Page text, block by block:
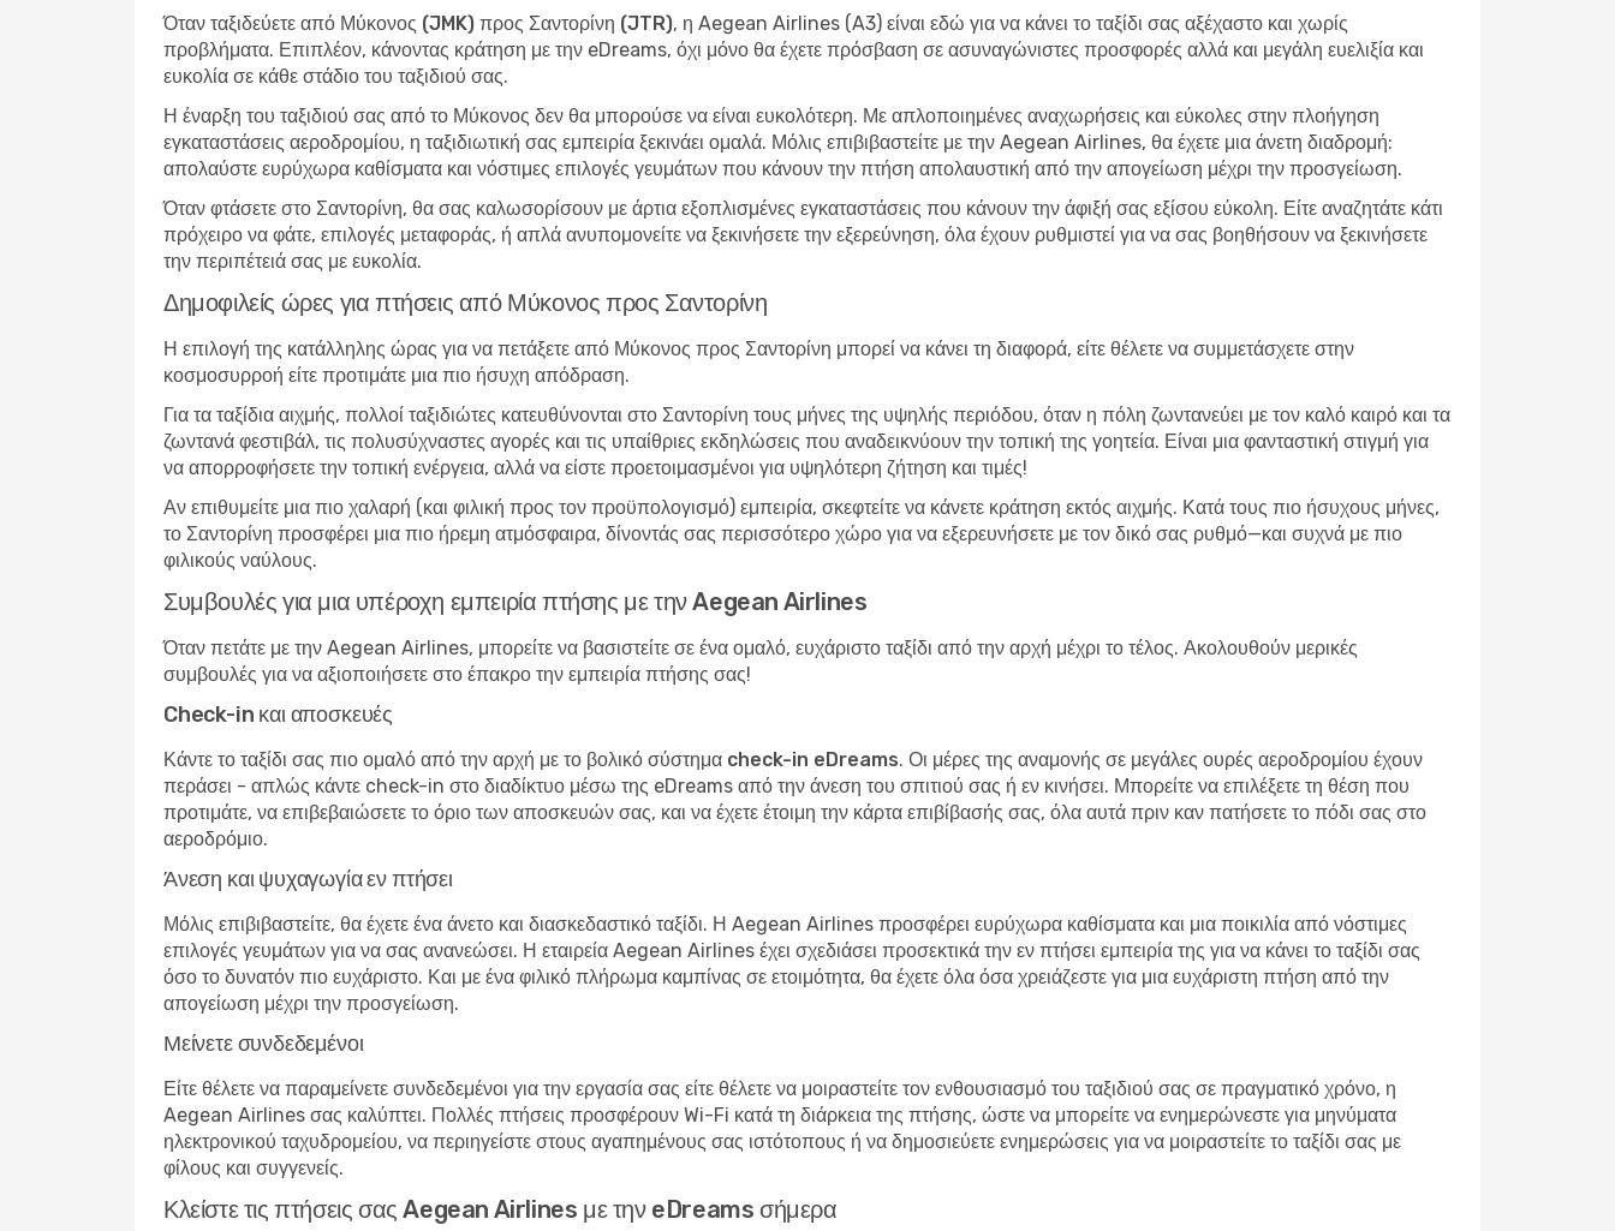
Όταν ταξιδεύετε από Μύκονος (JMK) προς Σαντορίνη (JTR), η Aegean Airlines (A3) είναι εδώ για να κάνει το ταξίδι σας αξέχαστο και χωρίς
προβλήματα. Επιπλέον, κάνοντας κράτηση με την eDreams, όχι μόνο θα έχετε πρόσβαση σε ασυναγώνιστες προσφορές αλλά και μεγάλη ευελιξία και
ευκολία σε κάθε στάδιο του ταξιδιού σας.
Η έναρξη του ταξιδιού σας από το Μύκονος δεν θα μπορούσε να είναι ευκολότερη. Με απλοποιημένες αναχωρήσεις και εύκολες στην πλοήγηση
εγκαταστάσεις αεροδρομίου, η ταξιδιωτική σας εμπειρία ξεκινάει ομαλά. Μόλις επιβιβαστείτε με την Aegean Airlines, θα έχετε μια άνετη διαδρομή:
απολαύστε ευρύχωρα καθίσματα και νόστιμες επιλογές γευμάτων που κάνουν την πτήση απολαυστική από την απογείωση μέχρι την προσγείωση.
Όταν φτάσετε στο Σαντορίνη, θα σας καλωσορίσουν με άρτια εξοπλισμένες εγκαταστάσεις που κάνουν την άφιξή σας εξίσου εύκολη. Είτε αναζητάτε κάτι
πρόχειρο να φάτε, επιλογές μεταφοράς, ή απλά ανυπομονείτε να ξεκινήσετε την εξερεύνηση, όλα έχουν ρυθμιστεί για να σας βοηθήσουν να ξεκινήσετε
την περιπέτειά σας με ευκολία.
Δημοφιλείς ώρες για πτήσεις από Μύκονος προς Σαντορίνη
Η επιλογή της κατάλληλης ώρας για να πετάξετε από Μύκονος προς Σαντορίνη μπορεί να κάνει τη διαφορά, είτε θέλετε να συμμετάσχετε στην
κοσμοσυρροή είτε προτιμάτε μια πιο ήσυχη απόδραση.
Για τα ταξίδια αιχμής, πολλοί ταξιδιώτες κατευθύνονται στο Σαντορίνη τους μήνες της υψηλής περιόδου, όταν η πόλη ζωντανεύει με τον καλό καιρό και τα
ζωντανά φεστιβάλ, τις πολυσύχναστες αγορές και τις υπαίθριες εκδηλώσεις που αναδεικνύουν την τοπική της γοητεία. Είναι μια φανταστική στιγμή για
να απορροφήσετε την τοπική ενέργεια, αλλά να είστε προετοιμασμένοι για υψηλότερη ζήτηση και τιμές!
Αν επιθυμείτε μια πιο χαλαρή (και φιλική προς τον προϋπολογισμό) εμπειρία, σκεφτείτε να κάνετε κράτηση εκτός αιχμής. Κατά τους πιο ήσυχους μήνες,
το Σαντορίνη προσφέρει μια πιο ήρεμη ατμόσφαιρα, δίνοντάς σας περισσότερο χώρο για να εξερευνήσετε με τον δικό σας ρυθμό—και συχνά με πιο
φιλικούς ναύλους.
Συμβουλές για μια υπέροχη εμπειρία πτήσης με την Aegean Airlines
Όταν πετάτε με την Aegean Airlines, μπορείτε να βασιστείτε σε ένα ομαλό, ευχάριστο ταξίδι από την αρχή μέχρι το τέλος. Ακολουθούν μερικές
συμβουλές για να αξιοποιήσετε στο έπακρο την εμπειρία πτήσης σας!
Check-in και αποσκευές
Κάντε το ταξίδι σας πιο ομαλό από την αρχή με το βολικό σύστημα check-in eDreams. Οι μέρες της αναμονής σε μεγάλες ουρές αεροδρομίου έχουν
περάσει - απλώς κάντε check-in στο διαδίκτυο μέσω της eDreams από την άνεση του σπιτιού σας ή εν κινήσει. Μπορείτε να επιλέξετε τη θέση που
προτιμάτε, να επιβεβαιώσετε το όριο των αποσκευών σας, και να έχετε έτοιμη την κάρτα επιβίβασής σας, όλα αυτά πριν καν πατήσετε το πόδι σας στο
αεροδρόμιο.
Άνεση και ψυχαγωγία εν πτήσει
Μόλις επιβιβαστείτε, θα έχετε ένα άνετο και διασκεδαστικό ταξίδι. Η Aegean Airlines προσφέρει ευρύχωρα καθίσματα και μια ποικιλία από νόστιμες
επιλογές γευμάτων για να σας ανανεώσει. Η εταιρεία Aegean Airlines έχει σχεδιάσει προσεκτικά την εν πτήσει εμπειρία της για να κάνει το ταξίδι σας
όσο το δυνατόν πιο ευχάριστο. Και με ένα φιλικό πλήρωμα καμπίνας σε ετοιμότητα, θα έχετε όλα όσα χρειάζεστε για μια ευχάριστη πτήση από την
απογείωση μέχρι την προσγείωση.
Μείνετε συνδεδεμένοι
Είτε θέλετε να παραμείνετε συνδεδεμένοι για την εργασία σας είτε θέλετε να μοιραστείτε τον ενθουσιασμό του ταξιδιού σας σε πραγματικό χρόνο, η
Aegean Airlines σας καλύπτει. Πολλές πτήσεις προσφέρουν Wi-Fi κατά τη διάρκεια της πτήσης, ώστε να μπορείτε να ενημερώνεστε για μηνύματα
ηλεκτρονικού ταχυδρομείου, να περιηγείστε στους αγαπημένους σας ιστότοπους ή να δημοσιεύετε ενημερώσεις για να μοιραστείτε το ταξίδι σας με
φίλους και συγγενείς.
Κλείστε τις πτήσεις σας Aegean Airlines με την eDreams σήμερα